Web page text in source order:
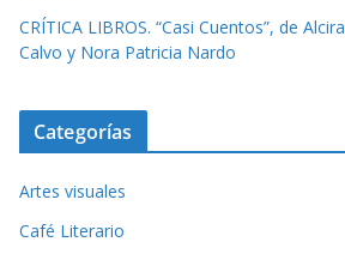
CRÍTICA LIBROS. “Casi Cuentos”, de
Calvo y Nora Patricia Nardo
Categorías
Artes visuales
Café Literario